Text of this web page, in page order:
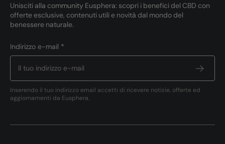
Unisciti alla community Eusphera: scopri i benefici del CBD con
offerte esclusive, contenuti utili e novità dal mondo del
benessere naturale.
Indirizzo e-mail *
Inserendo il tuo indirizzo email accetti di ricevere notizie, offerte ed
aggiornamenti da Eusphera.